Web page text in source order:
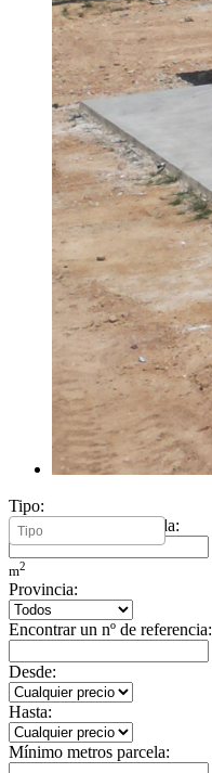
Tipo:
Mínimo metros vivienda:
m2
Provincia:
Encontrar un nº de referencia:
Desde:
Hasta:
Mínimo metros parcela: